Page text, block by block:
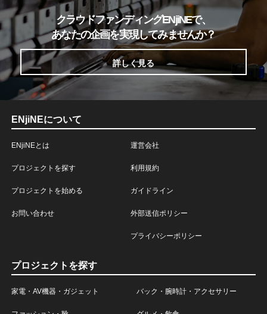
クラウドファンディングENjiNEで、
あなたの企画を実現してみませんか？
詳しく見る
ENjiNEについて
ENjiNEとは
プロジェクトを探す
プロジェクトを始める
お問い合わせ
運営会社
利用規約
ガイドライン
外部送信ポリシー
プライバシーポリシー
プロジェクトを探す
家電・AV機器・ガジェット バック・腕時計・アクセサリー